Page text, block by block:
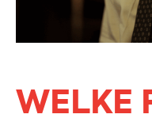
WELKE